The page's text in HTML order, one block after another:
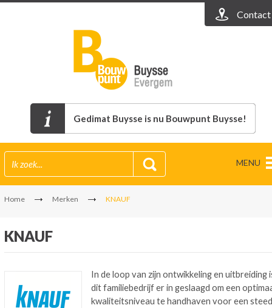
Contact
Gedimat Buysse is nu Bouwpunt Buysse!
MENU
Home Merken KNAUF
KNAUF
In de loop van zijn ontwikkeling en uitbreiding
dit familiebedrijf er in geslaagd om een
kwaliteitsniveau te handhaven voor een